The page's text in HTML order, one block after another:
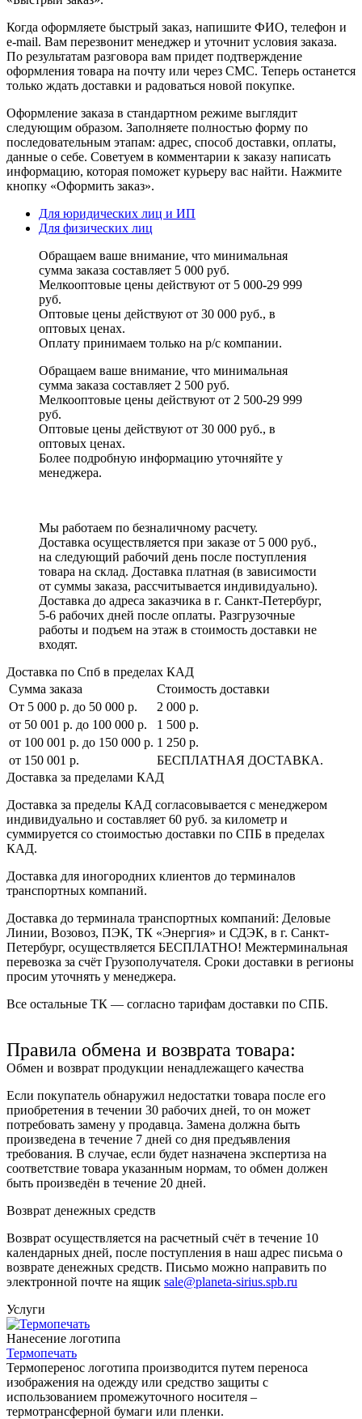
Когда оформляете быстрый заказ, напишите ФИО, телефон и
e-mail. Вам перезвонит менеджер и уточнит условия заказа.
По результатам разговора вам придет подтверждение
оформления товара на почту или через СМС. Теперь останется
только ждать доставки и радоваться новой покупке.
Оформление заказа в стандартном режиме выглядит
следующим образом. Заполняете полностью форму по
последовательным этапам: адрес, способ доставки, оплаты,
данные о себе. Советуем в комментарии к заказу написать
информацию, которая поможет курьеру вас найти. Нажмите
кнопку «Оформить заказ».
Для юридических лиц и ИП
Для физических лиц
Обращаем ваше внимание, что минимальная
сумма заказа составляет 5 000 руб.
Мелкооптовые цены действуют от 5 000-29 999
руб.
Оптовые цены действуют от 30 000 руб., в
оптовых ценах.
Оплату принимаем только на р/с компании.
Обращаем ваше внимание, что минимальная
сумма заказа составляет 2 500 руб.
Мелкооптовые цены действуют от 2 500-29 999
руб.
Оптовые цены действуют от 30 000 руб., в
оптовых ценах.
Более подробную информацию уточняйте у
менеджера.
Мы работаем по безналичному расчету.
Доставка осуществляется при заказе от 5 000 руб.,
на следующий рабочий день после поступления
товара на склад. Доставка платная (в зависимости
от суммы заказа, рассчитывается индивидуально).
Доставка до адреса заказчика в г. Санкт-Петербург,
5-6 рабочих дней после оплаты. Разгрузочные
работы и подъем на этаж в стоимость доставки не
входят.
Доставка по Спб в пределах КАД
Сумма заказа
Стоимость доставки
От 5 000 р. до 50 000 р.
2 000 р.
от 50 001 р. до 100 000 р.
1 500 р.
от 100 001 р. до 150 000 р. 1 250 р.
от 150 001 р.
БЕСПЛАТНАЯ ДОСТАВКА.
Доставка за пределами КАД
Доставка за пределы КАД согласовывается с менеджером
индивидуально и составляет 60 руб. за километр и
суммируется со стоимостью доставки по СПБ в пределах
КАД.
Доставка для иногородних клиентов до терминалов
транспортных компаний.
Доставка до терминала транспортных компаний: Деловые
Линии, Возовоз, ПЭК, ТК «Энергия» и СДЭК, в г. Санкт-
Петербург, осуществляется БЕСПЛАТНО! Межтерминальная
перевозка за счёт Грузополучателя. Сроки доставки в регионы
просим уточнять у менеджера.
Все остальные ТК — согласно тарифам доставки по СПБ.
Правила обмена и возврата товара:
Обмен и возврат продукции ненадлежащего качества
Если покупатель обнаружил недостатки товара после его
приобретения в течении 30 рабочих дней, то он может
потребовать замену у продавца. Замена должна быть
произведена в течение 7 дней со дня предъявления
требования. В случае, если будет назначена экспертиза на
соответствие товара указанным нормам, то обмен должен
быть произведён в течение 20 дней.
Возврат денежных средств
Возврат осуществляется на расчетный счёт в течение 10
календарных дней, после поступления в наш адрес письма о
возврате денежных средств. Письмо можно направить по
электронной почте на ящик sale@planeta-sirius.spb.ru
Услуги
Нанесение логотипа
Термопечать
Термоперенос логотипа производится путем переноса
изображения на одежду или средство защиты с
использованием промежуточного носителя –
термотрансферной бумаги или пленки.